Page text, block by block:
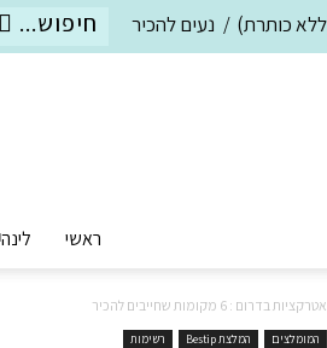
נעים להכיר
ראשי לינה
אטרקציות בדרום : 6 מקומות שחייבים להכיר
המומלצים המלצת Bestip רשימות